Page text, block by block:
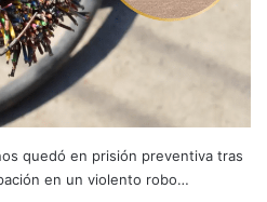
quedó en prisión preventiva tras
en un violento robo…